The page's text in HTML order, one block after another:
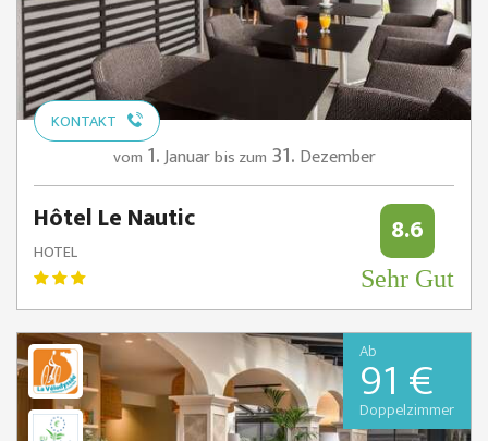
KONTAKT
vom 1.Januarbis zum 31. Dezember
Hôtel Le Nautic
HOTEL
8.6
Sehr Gut
Ab
91 €
Doppelzimmer